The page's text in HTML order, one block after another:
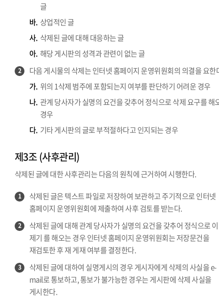
글
바. 상업적인 글
사. 삭제된 글에 대해 대응하는 글
아. 해당 게시판의 성격과 관련이 없는 글
2
다음 게시물의 삭제는 인터넷 홈페이지 운영위원회의 의결을 요한
가. 위의 1삭제 범주에 포함되는지 여부를 판단하기 어려운 경우
나. 관계 당사자가 실명의 요건을 갖추어 정식으로 삭제 요구를 해
경우
다. 기타 게시판의 글로 부적절하다고 인지되는 경우
제3조 (사후관리)
삭제된 글에 대한 사후관리는 다음의 원칙에 근거하여 시행한다.
1
삭제된 글은 텍스트 파일로 저장하여 보관하고 주기적으로 인터넷
홈페이지 운영위원회에 제출하여 사후 검토를 받는다.
2
삭제된 글에 대해 관계 당사자가 실명의 요건을 갖추어 정식으로
제기 를 해오는 경우 인터넷 홈페이지 운영위원회는 저장문건을
재검토한 후 재 게재 여부를 결정한다.
3
삭제된 글에 대하여 실명게시의 경우 게시자에게 삭제의 사실을 e-
mail로 통보하고, 통보가 불가능한 경우는 게시판에 삭제 사실을
게시한다.